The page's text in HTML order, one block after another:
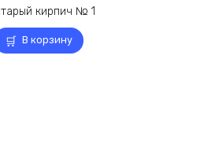
В корзину